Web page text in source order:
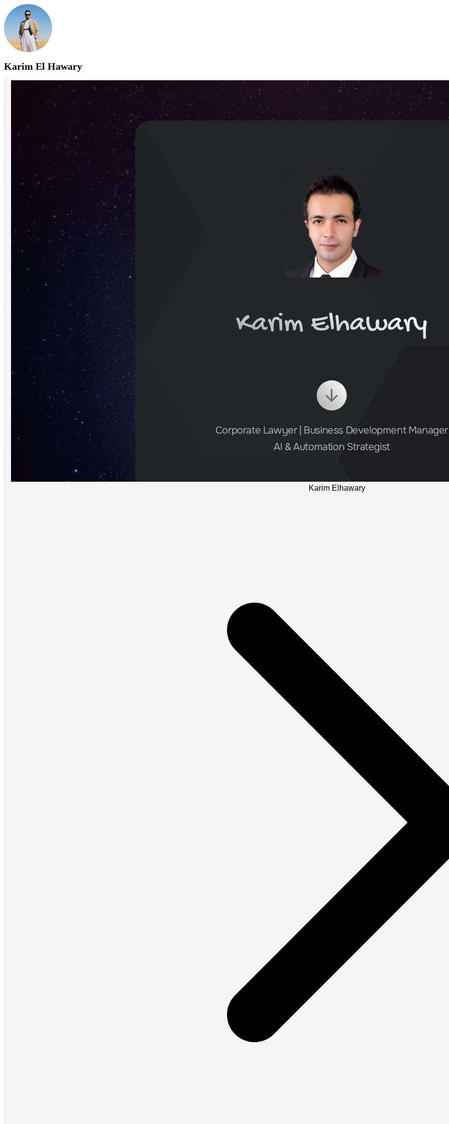
Karim El Hawary
Karim Elhawary